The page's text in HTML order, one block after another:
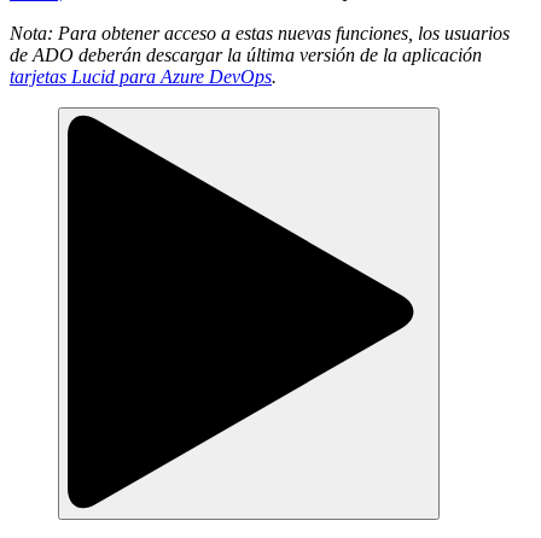
Nota: Para obtener acceso a estas nuevas funciones, los usuarios
de ADO deberán descargar la última versión de la aplicación
tarjetas Lucid para Azure DevOps.